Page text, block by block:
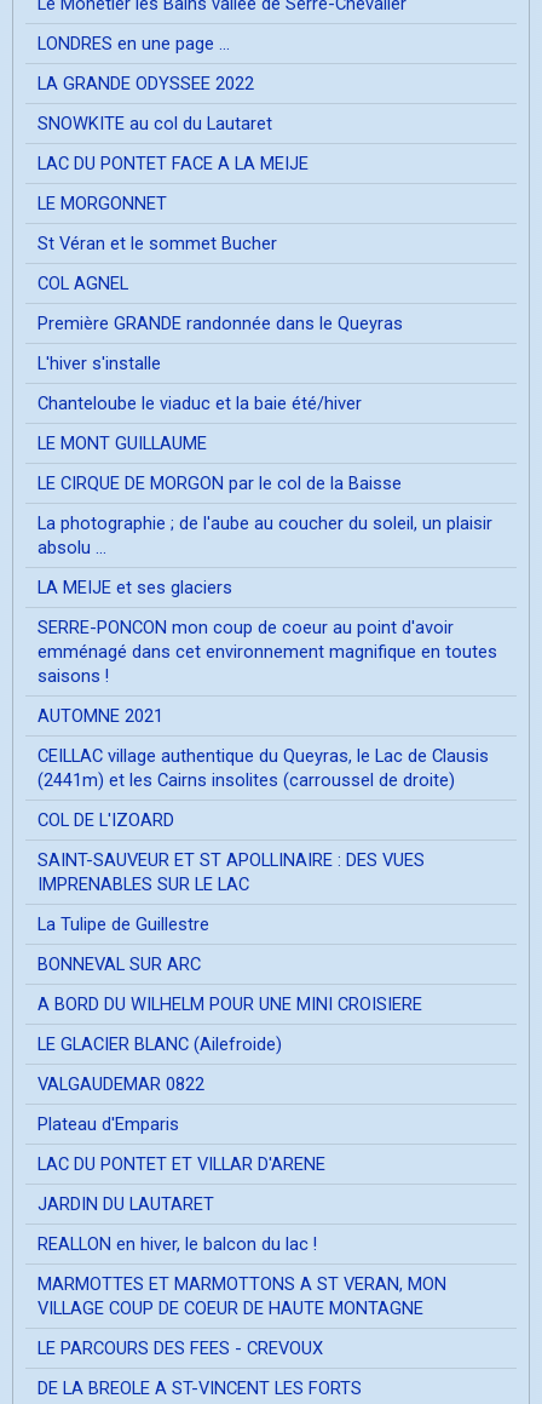
LONDRES en une page ...
LA GRANDE ODYSSEE 2022
SNOWKITE au col du Lautaret
LAC DU PONTET FACE A LA MEIJE
LE MORGONNET
St Véran et le sommet Bucher
COL AGNEL
Première GRANDE randonnée dans le Queyras
L'hiver s'installe
Chanteloube le viaduc et la baie été/hiver
LE MONT GUILLAUME
LE CIRQUE DE MORGON par le col de la Baisse
La photographie ; de l'aube au coucher du soleil, un plaisir
absolu ...
LA MEIJE et ses glaciers
SERRE-PONCON mon coup de coeur au point d'avoir
emménagé dans cet environnement magnifique en toutes
saisons !
AUTOMNE 2021
CEILLAC village authentique du Queyras, le Lac de Clausis
(2441m) et les Cairns insolites (carroussel de droite)
COL DE L'IZOARD
SAINT-SAUVEUR ET ST APOLLINAIRE : DES VUES
IMPRENABLES SUR LE LAC
La Tulipe de Guillestre
BONNEVAL SUR ARC
A BORD DU WILHELM POUR UNE MINI CROISIERE
LE GLACIER BLANC (Ailefroide)
VALGAUDEMAR 0822
Plateau d'Emparis
LAC DU PONTET ET VILLAR D'ARENE
JARDIN DU LAUTARET
REALLON en hiver, le balcon du lac !
MARMOTTES ET MARMOTTONS A ST VERAN, MON
VILLAGE COUP DE COEUR DE HAUTE MONTAGNE
LE PARCOURS DES FEES - CREVOUX
DE LA BREOLE A ST-VINCENT LES FORTS